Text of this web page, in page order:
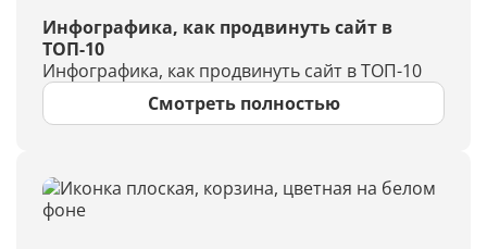
Инфографика, как продвинуть сайт в
ТОП-10
Инфографика, как продвинуть сайт в ТОП-10
Смотреть полностью